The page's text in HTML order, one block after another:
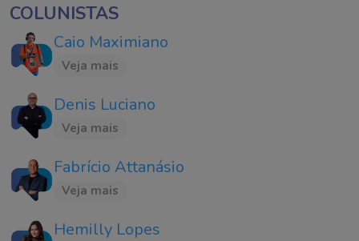
COLUNISTAS
Caio Maximiano
Veja mais
Denis Luciano
Veja mais
Fabrício Attanásio
Veja mais
Hemilly Lopes